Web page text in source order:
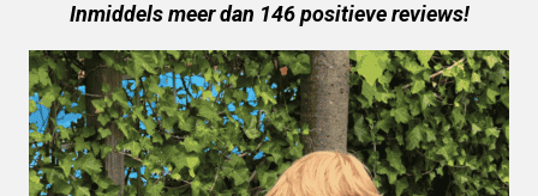
Inmiddels meer dan 146 positieve reviews!